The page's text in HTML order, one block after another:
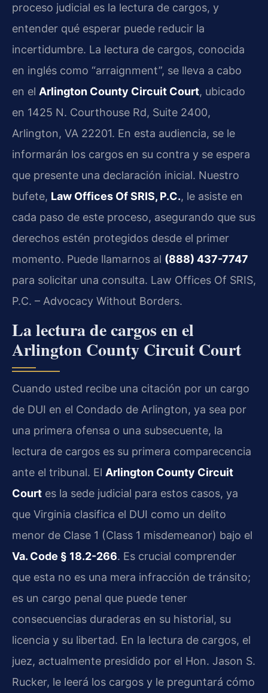
proceso judicial es la lectura de cargos, y
entender qué esperar puede reducir la
incertidumbre. La lectura de cargos, conocida
en inglés como “arraignment”, se lleva a cabo
en el Arlington County Circuit Court, ubicado
en 1425 N. Courthouse Rd, Suite 2400,
Arlington, VA 22201. En esta audiencia, se le
informarán los cargos en su contra y se espera
que presente una declaración inicial. Nuestro
bufete, Law Offices Of SRIS, P.C., le asiste en
cada paso de este proceso, asegurando que sus
derechos estén protegidos desde el primer
momento. Puede llamarnos al (888) 437-7747
para solicitar una consulta. Law Offices Of SRIS,
P.C. – Advocacy Without Borders.
La lectura de cargos en el
Arlington County Circuit Court
Cuando usted recibe una citación por un cargo
de DUI en el Condado de Arlington, ya sea por
una primera ofensa o una subsecuente, la
lectura de cargos es su primera comparecencia
ante el tribunal. El Arlington County Circuit
Court es la sede judicial para estos casos, ya
que Virginia clasifica el DUI como un delito
menor de Clase 1 (Class 1 misdemeanor) bajo el
Va. Code § 18.2-266. Es crucial comprender
que esta no es una mera infracción de tránsito;
es un cargo penal que puede tener
consecuencias duraderas en su historial, su
licencia y su libertad. En la lectura de cargos, el
juez, actualmente presidido por el Hon. Jason S.
Rucker, le leerá los cargos y le preguntará cómo